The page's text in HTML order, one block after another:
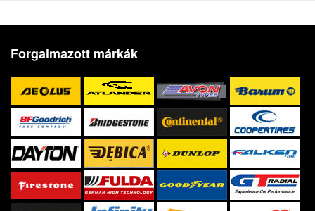
Forgalmazott márkák